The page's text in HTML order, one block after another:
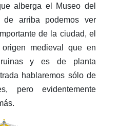
alberga el Museo del
arriba podemos ver
de la ciudad, el
medieval que en
y es de planta
hablaremos sólo de
pero evidentemente